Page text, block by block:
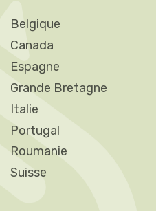
Belgique
Canada
Espagne
Grande Bretagne
Italie
Portugal
Roumanie
Suisse